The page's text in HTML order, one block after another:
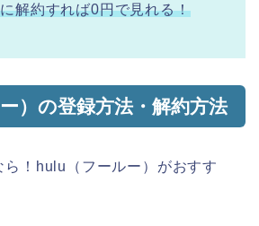
解約すれば0円で見れる！
）の登録方法・解約方法
ら！hulu（フールー）がおすす